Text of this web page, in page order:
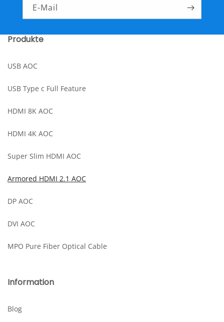
E-Mail
Produkte
USB AOC
USB Type c Full Feature
HDMI 8K AOC
HDMI 4K AOC
Super Slim HDMI AOC
Armored HDMI 2.1 AOC
DP AOC
DVI AOC
MPO Pure Fiber Optical Cable
Information
Blog